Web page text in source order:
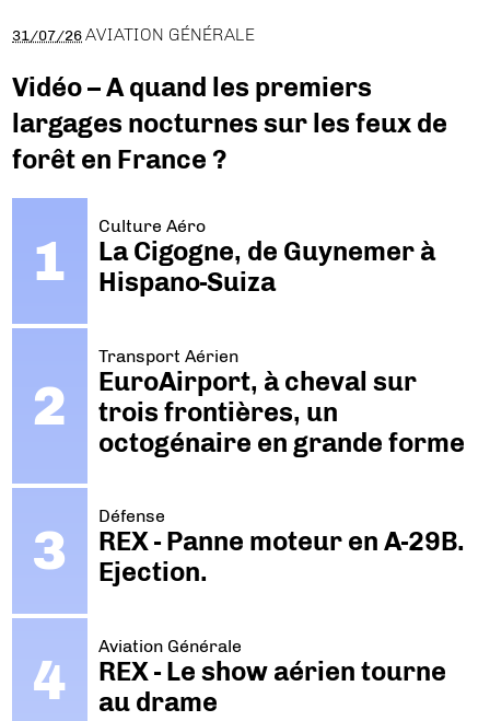
31/07/26 AVIATION GÉNÉRALE
Vidéo – A quand les premiers
largages nocturnes sur les feux de
forêt en France ?
Culture Aéro
La Cigogne, de Guynemer à
Hispano-Suiza
Transport Aérien
EuroAirport, à cheval sur
trois frontières, un
octogénaire en grande forme
Défense
REX - Panne moteur en A-29B.
Ejection.
Aviation Générale
REX - Le show aérien tourne
au drame